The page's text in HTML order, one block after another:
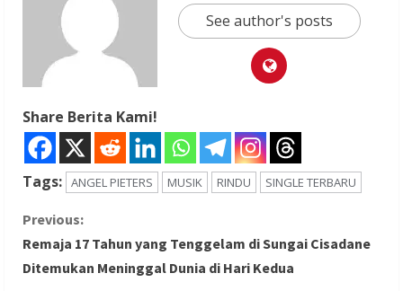
See author's posts
Share Berita Kami!
Tags: ANGEL PIETERS MUSIK RINDU SINGLE TERBARU
C
o
Previous:
Remaja 17 Tahun yang Tenggelam di Sungai Cisadane
Ditemukan Meninggal Dunia di Hari Kedua